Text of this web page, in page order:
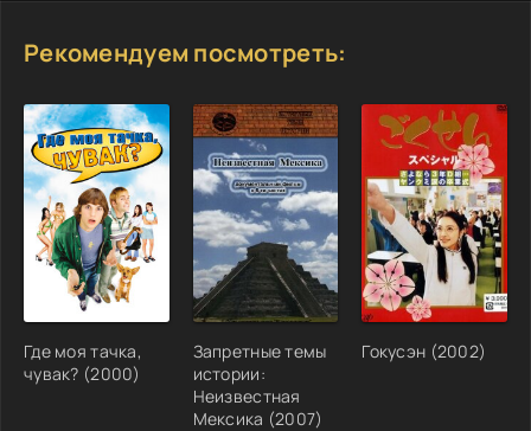
Рекомендуем посмотреть:
Где моя тачка,
чувак? (2000)
Запретные темы
истории:
Неизвестная
Мексика (2007)
Гокусэн (2002)